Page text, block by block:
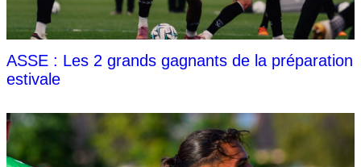
ASSE : Les 2 grands gagnants de la préparation
estivale